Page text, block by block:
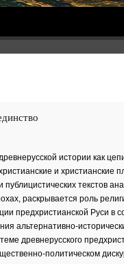
истории как
и христианские
текстов
раскрывается роль
предхристианской Руси в
альтернативно-
древнерусского
политическом